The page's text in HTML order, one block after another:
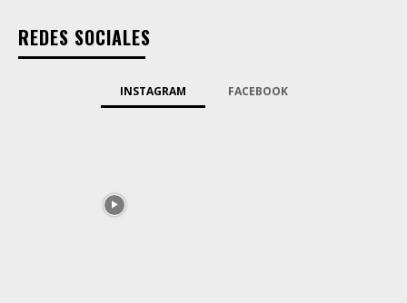
REDES SOCIALES
INSTAGRAM FACEBOOK